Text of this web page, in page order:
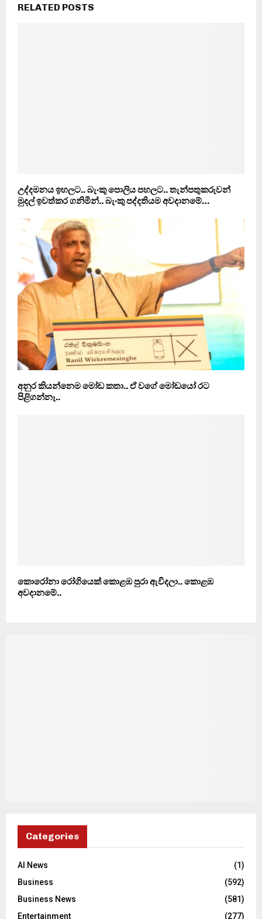
RELATED POSTS
උද්දමනය ඉහලට.. බැංකු පොලිය පහලට.. තැන්පතුකරුවන්
මුදල් ඉවත්කර ගනිමින්.. බැංකු පද්දතියම අවදානමේ…
අනුර කියන්නෙම මෝඩ කතා.. ඒ වගේ මෝඩයෝ රට
පිළිගන්නෑ..
කොරෝනා රෝගියෙක් කොළඹ පුරා ඇවිදලා.. කොළඹ
අවදානමේ..
Categories
AI News
(1)
Business
(592)
Business News
(581)
Entertainment
(277)